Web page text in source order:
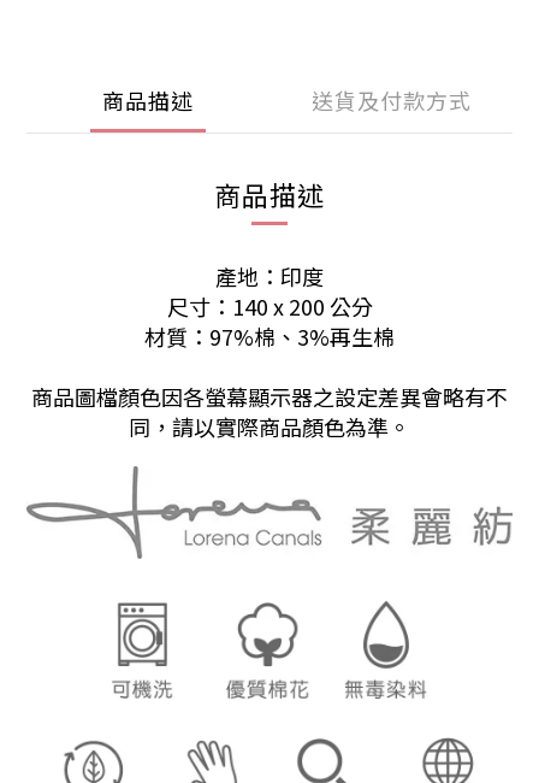
商品描述 送貨及付款方式
商品描述
產地：印度
尺寸： 140 x 200 公分
材質：97%棉、3%再生棉
商品圖檔顏色因各螢幕顯示器之設定差異會略有不
同，請以實際商品顏色為準。